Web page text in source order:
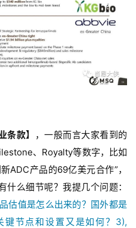
条款】
，一般而言大家看到的
、Royalty等数字，比如
ADC产品的69亿美元合作”，
么细节呢？我提几个问题：
估值是怎么出来的？国外都是
键节点和设置又是如何？3),